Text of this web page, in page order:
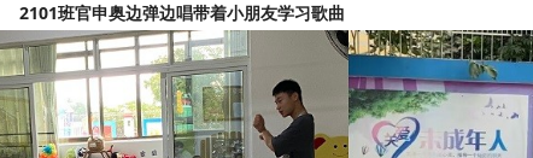
2101班官申奥边弹边唱带着小朋友学习歌曲